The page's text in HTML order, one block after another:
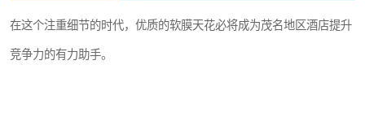
在这个注重细节的时代，优质的软膜天花必将成为茂名地区酒店提升
竞争力的有力助手。